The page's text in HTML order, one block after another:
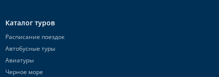
Каталог туров
Расписание поездок
Автобусные туры
Авиатуры
Черное море